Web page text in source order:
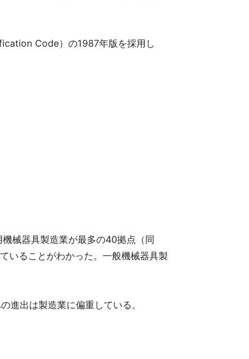
Code）の1987年版を採用し
械器具製造業が最多の40拠点（同
いることがわかった。一般機械器具製
進出は製造業に偏重している。